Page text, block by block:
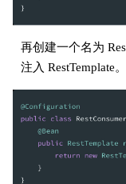
再创建一个名为
注入 RestTemplate。